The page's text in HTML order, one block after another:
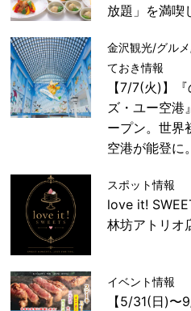
放題」を満喫
金沢観光/グル
ておき情報
【7/7(火)】
ズ・ユー空港
ープン。世界
空港が能登に。
スポット情報
love it!
林坊アトリオ
イベント情報
【5/31(日)